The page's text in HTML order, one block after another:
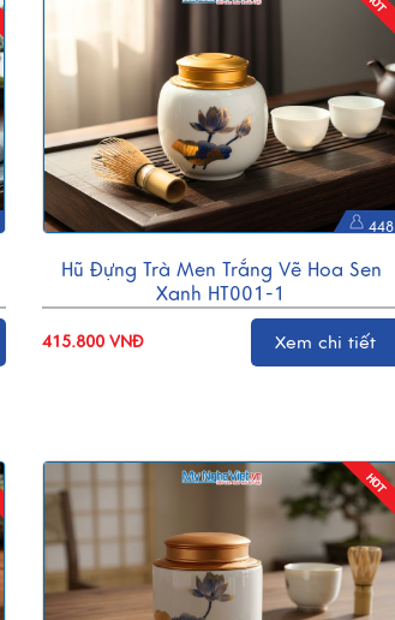
448
Hũ Đựng Trà Men Trắng Vẽ Hoa Sen
Xanh HT001-1
415.800 VNĐ Xem chi tiết